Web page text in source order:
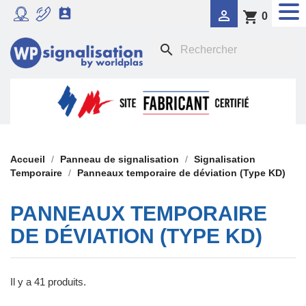
  shopping_cart 0
search
RADAR PÉDAGOGIQUE
SIGNALISATION DYNAMIQUE LUMINEUSE
FEU TRICOLORE COMPORTEMENTAL
PANNEAUX DE SIGNALISATION DE POLICE
SIGNALISATION TEMPORAIRE
Accueil Panneau de signalisation
Signalisation
Temporaire
Panneaux temporaire de déviation (Type KD)
PANNEAUX TEMPORAIRE
DE DÉVIATION (TYPE KD)
Il y a 41 produits.